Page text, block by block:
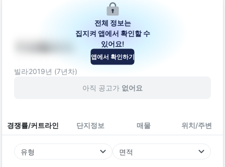
미성플로체
경기도 부천시 원미구 원미로 123-5
빌라2019년 (7년차)
아직 공고가 없어요
경쟁률/커트라인 단지정보 매물 위치/주변
유형 면적
전체 정보는
집지켜 앱에서 확인할 수
있어요!
앱에서 확인하기